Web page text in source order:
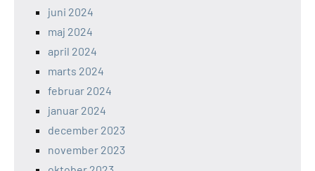
juni 2024
maj 2024
april 2024
marts 2024
februar 2024
januar 2024
december 2023
november 2023